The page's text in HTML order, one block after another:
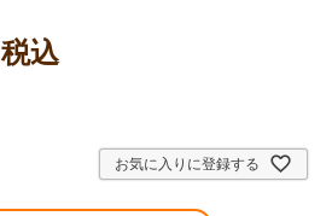
税込
お気に入りに登録する